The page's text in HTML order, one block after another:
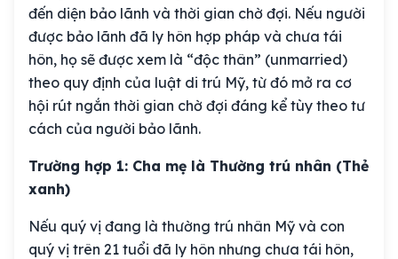
đến diện bảo lãnh và thời gian chờ đợi. Nếu người
được bảo lãnh đã ly hôn hợp pháp và chưa tái
hôn, họ sẽ được xem là “độc thân” (unmarried)
theo quy định của luật di trú Mỹ, từ đó mở ra cơ
hội rút ngắn thời gian chờ đợi đáng kể tùy theo tư
cách của người bảo lãnh.
Trường hợp 1: Cha mẹ là Thường trú nhân (Thẻ
xanh)
Nếu quý vị đang là thường trú nhân Mỹ và con
quý vị trên 21 tuổi đã ly hôn nhưng chưa tái hôn,